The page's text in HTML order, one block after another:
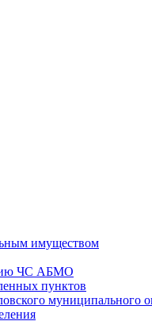
имуществом
ЧС АБМО
пунктов
муниципального